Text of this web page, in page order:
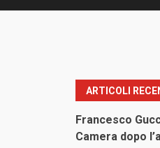
ARTICOLI
Francesco
Camera dopo